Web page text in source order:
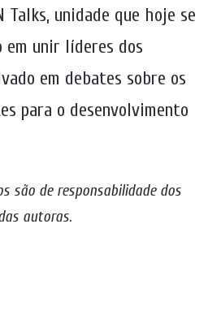
Talks, unidade que hoje se
unir líderes dos
em debates sobre os
para o desenvolvimento
são de responsabilidade dos
autoras.